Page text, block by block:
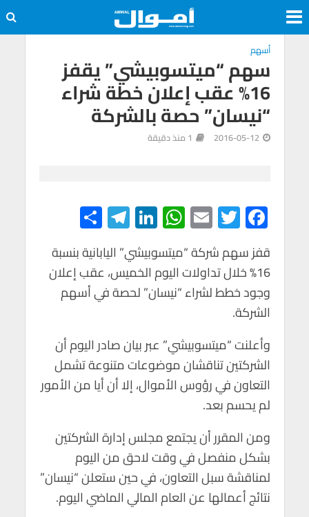
أسهم
سهم “ميتسوبيشي” يقفز
16% عقب إعلان خطة شراء
“نيسان” حصة بالشركة
2016-05-12 1 منذ دقيقة
F
ac
e
b
o
o
k
T
wi
tt
er
E
m
ail
W
h
at
s
A
p
Li
n
ke
dI
n
Te
le
gr
a
m
h
ar
e
قفز سهم شركة “ميتسوبيشي” اليابانية بنسبة
16% خلال تداولات اليوم الخميس، عقب إعلان
وجود خطط لشراء “نيسان” لحصة في أسهم
الشركة.
وأعلنت “ميتسوبيشي” عبر بيان صادر اليوم أن
الشركتين تناقشان موضوعات متنوعة تشمل
التعاون في رؤوس الأموال، إلا أن أيا من الأمور
لم يحسم بعد.
ومن المقرر أن يجتمع مجلس إدارة الشركتين
بشكل منفصل في وقت لاحق من اليوم
لمناقشة سبل التعاون، في حين ستعلن “نيسان”
نتائج أعمالها عن العام المالي الماضي اليوم.